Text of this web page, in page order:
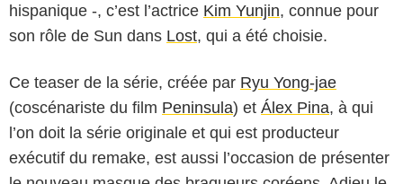
hispanique -, c’est l’actrice Kim Yunjin, connue pour
son rôle de Sun dans Lost, qui a été choisie.
Ce teaser de la série, créée par Ryu Yong-jae
(coscénariste du film Peninsula) et Álex Pina, à qui
l’on doit la série originale et qui est producteur
exécutif du remake, est aussi l’occasion de présenter